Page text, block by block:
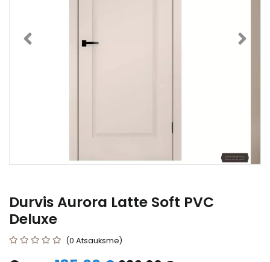
Durvis Aurora Latte Soft PVC
Deluxe
(0 Atsauksme)